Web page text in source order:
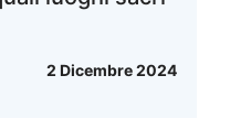
2 Dicembre 2024